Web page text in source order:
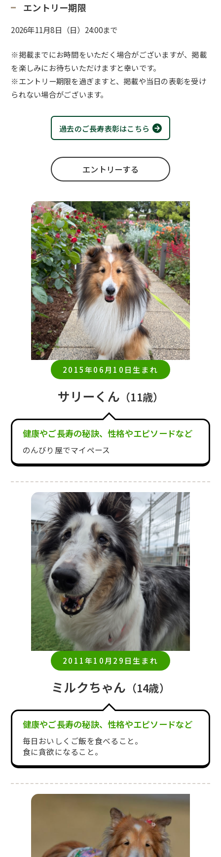
エントリー期限
2026年11月8日（日）24:00まで
※掲載までにお時間をいただく場合がございますが、掲載
を楽しみにお待ちいただけますと幸いです。
※エントリー期限を過ぎますと、掲載や当日の表彰を受け
られない場合がございます。
過去のご長寿表彰はこちら
エントリーする
2015年06月10日生まれ
サリーくん （11歳）
健康やご長寿の秘訣、性格やエピソードなど
のんびり屋でマイペース
2011年10月29日生まれ
ミルクちゃん （14歳）
健康やご長寿の秘訣、性格やエピソードなど
毎日おいしくご飯を食べること。
食に貪欲になること。